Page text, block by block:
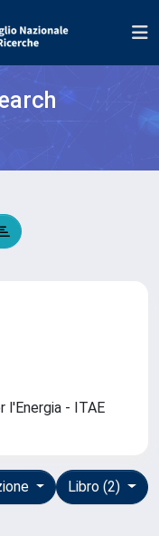
l'Energia - ITAE
Libro (2)